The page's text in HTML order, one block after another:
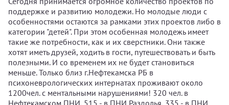
поддержке и развитию молодежи. Но молодые люди с
особенностями остаются за рамками этих проектов либо в
категории "детей". При этом особенная молодежь имеет
такие же потребности, как и их сверстники. Они также
хотят иметь друзей, ходить в гости, путешествовать и быть
полезными. И со временем их не будет становиться
меньше. Только близ г.Нефтекамска РБ в
психоневрологических интернатах проживают около
1200чел. с ментальными нарушениями! 320 чел. в
Нефтекамском ПНИ, 515 - в ПНИ Раздолья, 335 - в ПНИ